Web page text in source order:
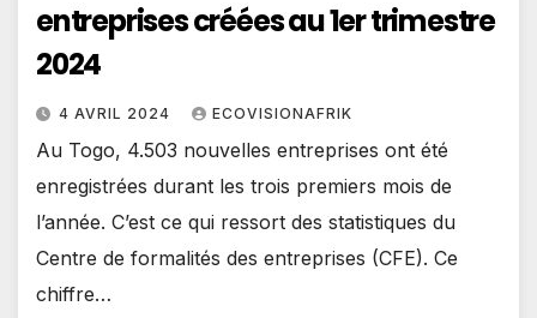
entreprises créées au 1er trimestre
2024
4 AVRIL 2024 ECOVISIONAFRIK
Au Togo, 4.503 nouvelles entreprises ont été
enregistrées durant les trois premiers mois de
l’année. C’est ce qui ressort des statistiques du
Centre de formalités des entreprises (CFE). Ce
chiffre…